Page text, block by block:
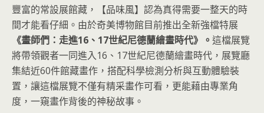
豐富的常設展館藏，【品味風】認為真得需要一整天的時
間才能看仔細。由於奇美博物館目前推出全新強檔特展
《畫師們：走進16、17世紀尼德蘭繪畫時代》。 這檔展覽
將帶領觀者一同進入16、17世紀尼德蘭繪畫時代，展覽廳
集結近60件館藏畫作，搭配科學檢測分析與互動體驗裝
置，讓這檔展覽不僅有精采畫作可看，更能藉由專業角
度，一窺畫作背後的神秘故事。